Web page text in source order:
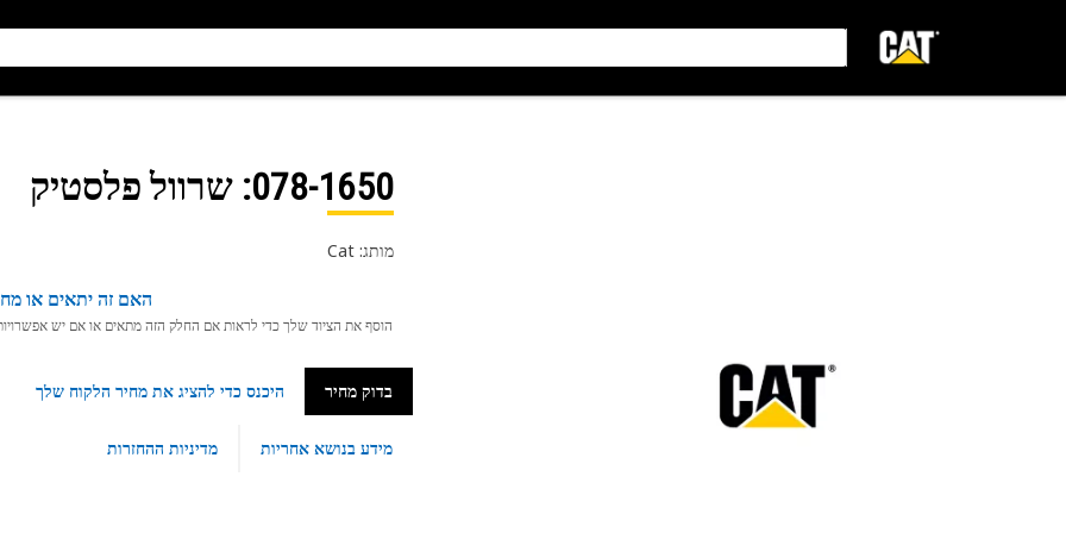
078-1650: שרוול פלסטיק
מותג: Cat
האם זה יתאים או
הוסף את הציוד שלך כדי לראות אם החלק הזה מתאים או אם יש אפשרויות
בדוק מחיר היכנס כדי להציג את מחיר הלקוח שלך
מידע בנושא אחריות מדיניות ההחזרות